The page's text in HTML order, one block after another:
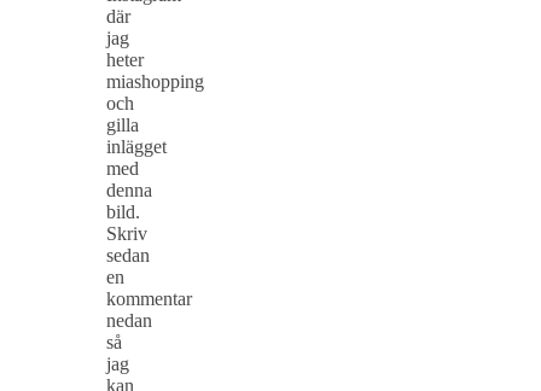
där
jag
heter
miashopping
och
gilla
inlägget
med
denna
bild.
Skriv
sedan
en
kommentar
nedan
så
jag
kan